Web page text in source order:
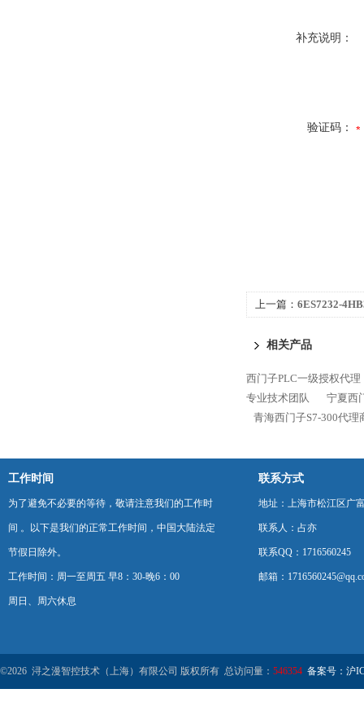
补充说明：
验证码：
上一篇： 6ES7232-
相关产品
西门子PLC一级授权代理
专业技术团队
宁夏西
青海西门子S7-300代理
工作时间
为了避免不必要的等待，敬请注意我们的工作时
间 。以下是我们的正常工作时间，中国大陆法定
节假日除外。
工作时间：周一至周五 早8：30-晚6：00
周日、周六休息
联系方式
地址：上海市松江区广
联系人：占亦
联系QQ：1716560245
邮箱：
©2026 浔之漫智控技术（上海）有限公司 版权所有 总访问量： 546354 备案号：沪